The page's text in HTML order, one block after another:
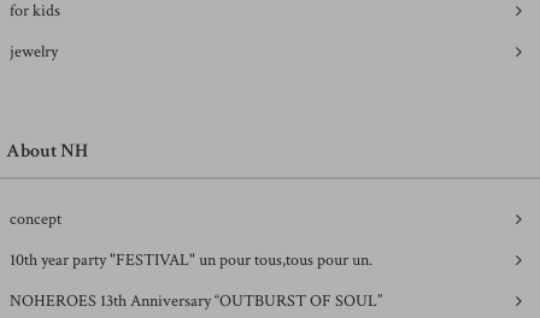
for kids
jewelry
About NH
concept
10th year party "FESTIVAL" un pour tous,tous pour un.
NOHEROES 13th Anniversary “OUTBURST OF SOUL”